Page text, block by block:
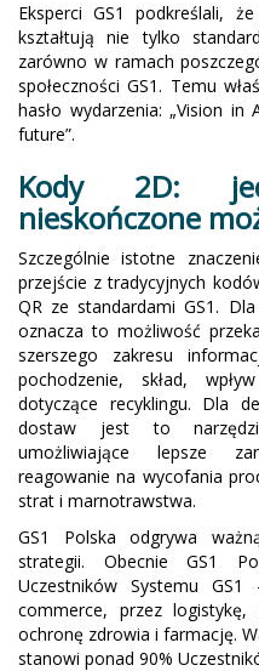
Eksperci GS1 podkreślali,
kształtują nie tylko
zarówno w ramach
społeczności GS1. Temu
hasło wydarzenia: „Vision
future”.
Kody 2D:
nieskończone
Szczególnie istotne
przejście z tradycyjnych
QR ze standardami GS1.
oznacza to możliwość
szerszego zakresu
pochodzenie, skład,
dotyczące recyklingu. Dla
dostaw jest to
umożliwiające lepsze
reagowanie na wycofania
strat i marnotrawstwa.
GS1 Polska odgrywa
strategii. Obecnie GS1
Uczestników Systemu
commerce, przez
ochronę zdrowia i farmację.
stanowi ponad 90%